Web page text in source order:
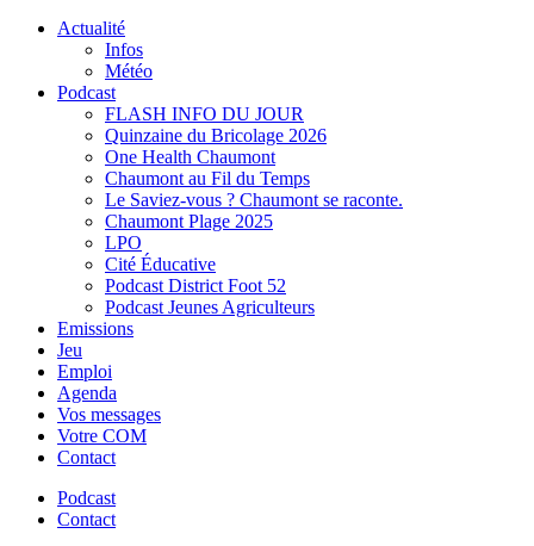
Actualité
Infos
Météo
Podcast
FLASH INFO DU JOUR
Quinzaine du Bricolage 2026
One Health Chaumont
Chaumont au Fil du Temps
Le Saviez-vous ? Chaumont se raconte.
Chaumont Plage 2025
LPO
Cité Éducative
Podcast District Foot 52
Podcast Jeunes Agriculteurs
Emissions
Jeu
Emploi
Agenda
Vos messages
Votre COM
Contact
Podcast
Contact